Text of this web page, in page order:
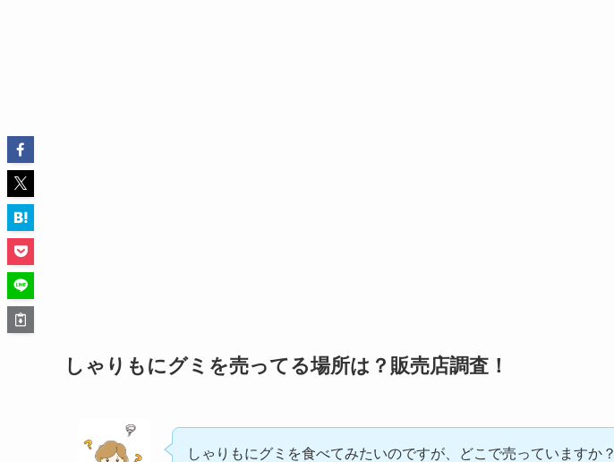
しゃりもにグミを売ってる場所は？販売店調査！
しゃりもにグミを食べてみたいのですが、どこで売っていますか？